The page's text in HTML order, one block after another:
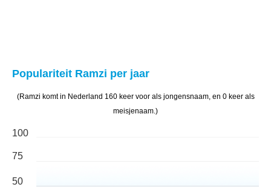
Populariteit Ramzi per jaar
(Ramzi komt in Nederland 160 keer voor als jongensnaam, en 0 keer als
meisjenaam.)
100
75
50